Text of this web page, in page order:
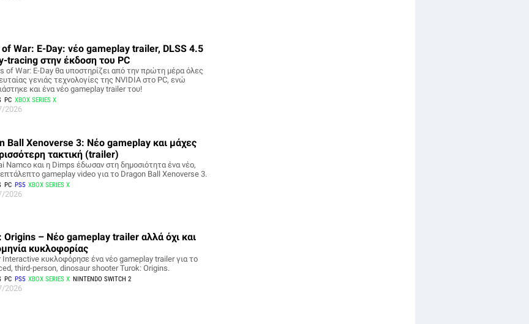
War: E-Day: νέο gameplay trailer, DLSS 4.5
tracing στην έκδοση του PC
of War: E-Day θα υποστηρίζει από την πρώτη μέρα όλες
γενιάς τεχνολογίες της NVIDIA στο PC, ενώ
και ένα νέο gameplay trailer του!
PC XBOX SERIES X
2026
Ball Xenoverse 3: Νέο gameplay και μάχες
τακτική (trailer)
Namco και η Dimps έδωσαν στη δημοσιότητα ένα νέο,
gameplay video για το Dragon Ball Xenoverse 3.
PC PS5 XBOX SERIES X
2026
Origins – Νέο gameplay trailer αλλά όχι και
κυκλοφορίας
Interactive κυκλοφόρησε ένα νέο gameplay trailer για το
third-person, dinosaur shooter Turok: Origins.
PC PS5 XBOX SERIES X NINTENDO SWITCH 2
2026